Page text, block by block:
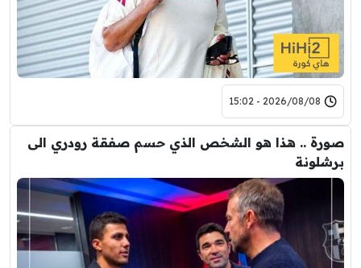
2026/08/08 - 15:02
صورة .. هذا هو الشخص الذي حسم صفقة رودري الى
برشلونة